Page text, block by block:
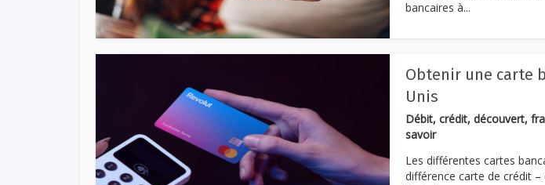
bancaires à...
Obtenir une carte
Unis
Débit, crédit, découvert,
savoir
Les différentes cartes
différence carte de crédit